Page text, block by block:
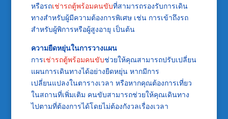
หรือรถเช่ารถตู้พร้อมคนขับที่สามารถรองรับการเดิน
ทางสำหรับผู้มีความต้องการพิเศษ เช่น การเข้าถึงรถ
สำหรับผู้พิการหรือผู้สูงอายุ เป็นต้น
ความยืดหยุ่นในการวางแผน
การเช่ารถตู้พร้อมคนขับช่วยให้คุณสามารถปรับเปลี่ยน
แผนการเดินทางได้อย่างยืดหยุ่น หากมีการ
เปลี่ยนแปลงในตารางเวลา หรือหากคุณต้องการเที่ยว
ในสถานที่เพิ่มเติม คนขับสามารถช่วยให้คุณเดินทาง
ไปตามที่ต้องการได้โดยไม่ต้องกังวลเรื่องเวลา